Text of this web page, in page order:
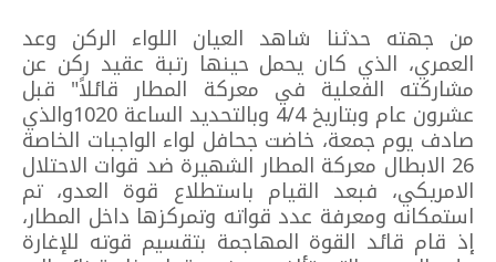
من جهته حدثنا شاهد العيان اللواء الركن وعد
العمري، الذي كان يحمل حينها رتبة عقيد ركن عن
مشاركته الفعلية في معركة المطار قائلاً" قبل
عشرون عام وبتاريخ 4/4 وبالتحديد الساعة 1020والذي
صادف يوم جمعة، خاضت جحافل لواء الواجبات الخاصة
26 الابطال معركة المطار الشهيرة ضد قوات الاحتلال
الامريكي، فبعد القيام باستطلاع قوة العدو، تم
استمكانه ومعرفة عدد قواته وتمركزها داخل المطار،
إذ قام قائد القوة المهاجمة بتقسيم قوته للإغارة